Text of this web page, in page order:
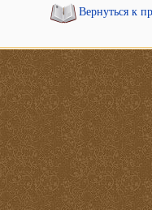
Вернуться к